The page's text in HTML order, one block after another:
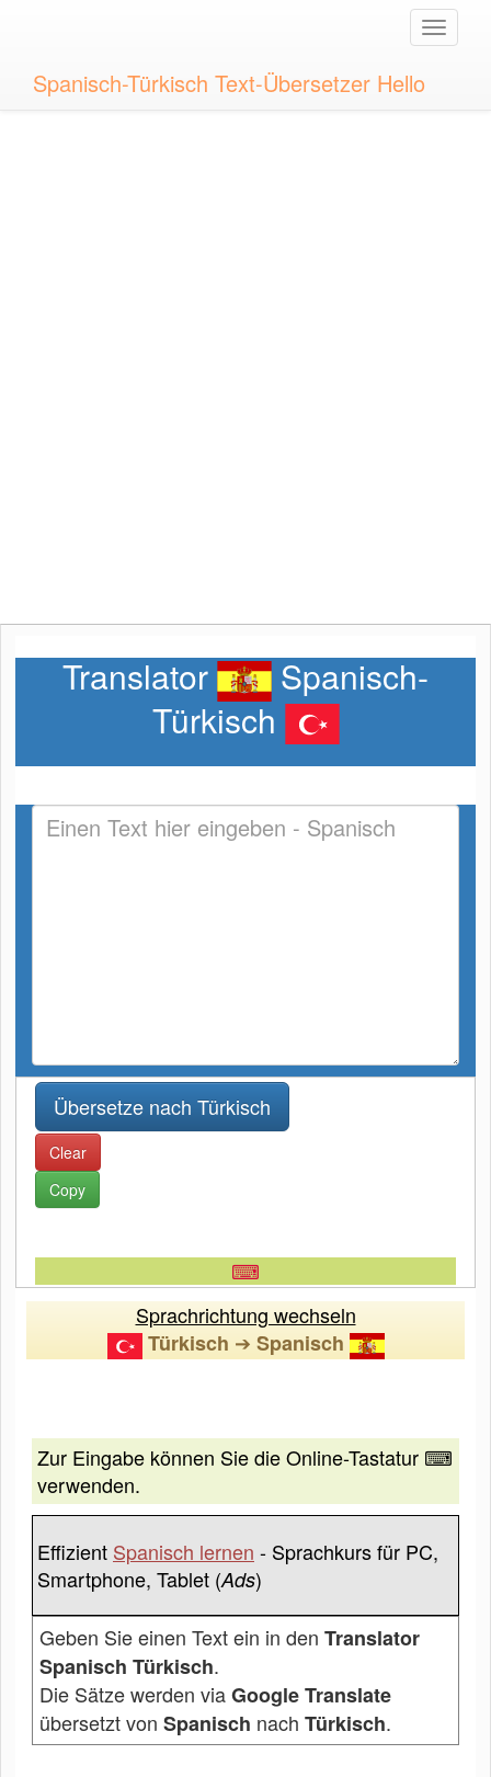
Toggle
Spanisch-Türkisch Text-Übersetzer Hello
Translator
Spanisch-
Türkisch
Clear
Copy
⌨
Sprachrichtung wechseln
Türkisch ➔ Spanisch
Zur Eingabe können Sie die Online-Tastatur ⌨
verwenden.
Effizient Spanisch lernen - Sprachkurs für PC,
Smartphone, Tablet (Ads)
Geben Sie einen Text ein in den Translator
Spanisch Türkisch.
Die Sätze werden viaGoogle Translate
übersetzt von Spanisch nach Türkisch.